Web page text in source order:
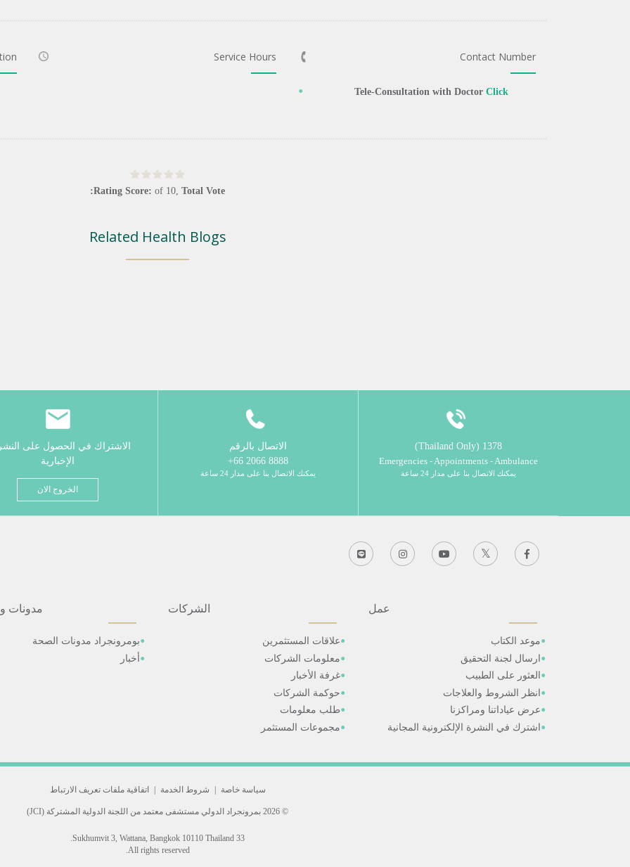
Contact Number
Tele-Consultation with Doctor Click
Service Hours
Rating Score: of 10 Total Vote:
Related Health Blogs
1378 (Thailand Only)
Emergencies - Appointments - Ambulance
يمكنك الاتصال بنا على مدار 24 ساعة
الاتصال بالرقم
8888 2066 66+
يمكنك الاتصال بنا على مدار 24 ساعة
الاشتراك في الحصول على
الإخبارية
الخروج الان
عمل
موعد الكتاب
ارسال لجنة التحقيق
العثور على الطبيب
انظر الشروط والعلاجات
عرض عياداتنا ومراكزنا
اشترك في النشرة الإلكترونية المجانية
الشركات
علاقات المستثمرين
معلومات الشركات
غرفة الأخبار
حوكمة الشركات
طلب معلومات
مجموعات المستثمر
مدونات
بومرونجراد مدونات الصحة
أخبار
سياسة خاصة | شروط الخدمة | اتفاقية ملفات تعريف الارتباط
© 2026 بمرونجراد الدولي مستشفى معتمد من اللجنة الدولية المشتركة (JCI)
33 Sukhumvit 3, Wattana, Bangkok 10110 Thailand.
All rights reserved.